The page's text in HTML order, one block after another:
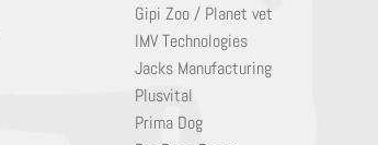
Gipi Zoo / Planet vet
IMV Technologies
Jacks Manufacturing
Plusvital
Prima Dog